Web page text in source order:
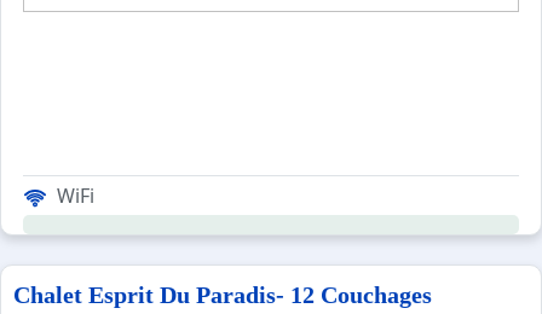
WiFi
Chalet Esprit Du Paradis- 12 Couchages